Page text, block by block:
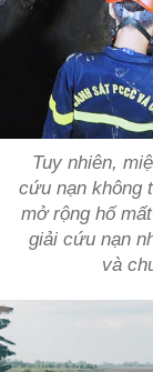
Tuy nhiên,
cứu nạn không
mở rộng hố
giải cứu nạn
và